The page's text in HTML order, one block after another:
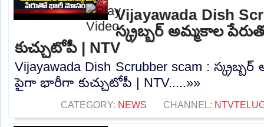
Vijayawada Dish
స్క్రబ్బర్ అమ్మకాల
కుచ్చుటోపీ | NTV
Vijayawada Dish Scrubber scam :
పైగా భారీగా కుచ్చుటోపీ | NTV.....»»
CATEGORY: NEWS CHANNEL: